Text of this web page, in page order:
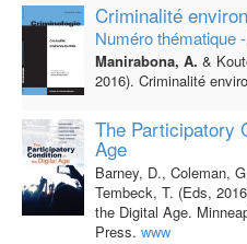
Criminalité
Numéro thématique
Manirabona, A. &
2016). Criminalité
The Participatory
Age
Barney, D., Coleman,
Tembeck, T. (Eds,
the Digital Age.
Press. www